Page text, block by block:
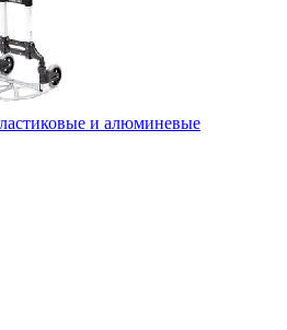
и алюминевые